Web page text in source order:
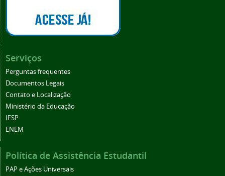
Serviços
Perguntas frequentes
Documentos Legais
Contato e Localização
Ministério da Educação
IFSP
ENEM
Política de Assistência Estudantil
PAP e Ações Universais